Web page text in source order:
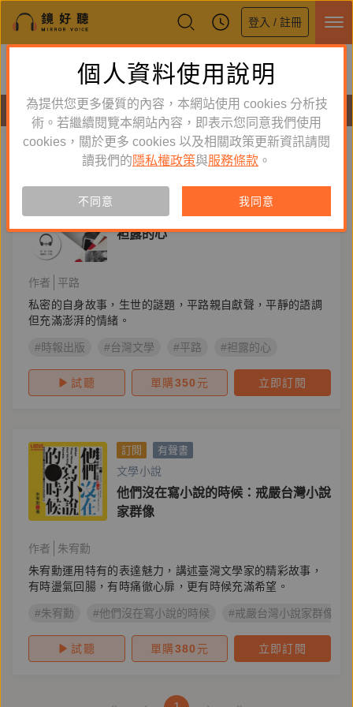
登入 / 註冊
鏡好聽全新APP上線
體驗全面升級，即刻下載
有聲書
台灣文學 新到舊 舊到新
有聲書
袒露的心
作者
平路
私密的自身故事，生世的謎題，平路親自獻聲，平靜的語調
但充滿澎湃的情緒。
#時報出版 #台灣文學 #平路 #袒露的心
試聽 單購350 元 立即訂閱
訂閱 有聲書
文學小說
他們沒在寫小說的時候：戒嚴台灣小說
家群像
作者
朱宥勳
朱宥勳運用特有的表達魅力，講述臺灣文學家的精彩故事，
有時盪氣回腸，有時痛徹心扉，更有時候充滿希望。
#朱宥勳 #他們沒在寫小說的時候 #戒嚴台灣小說家群像
試聽 單購380 元 立即訂閱
個人資料使用說明
為提供您更多優質的內容，本網站使用 cookies 分析技
術。若繼續閱覽本網站內容，即表示您同意我們使用
cookies，關於更多 cookies 以及相關政策更新資訊請閱
讀我們的 隱私權政策與服務條款 。
不同意 我同意